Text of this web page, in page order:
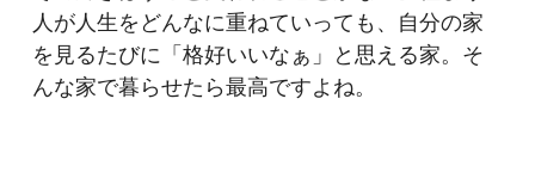
人が人生をどんなに重ねていっても、自分の家
を見るたびに「格好いいなぁ」と思える家。そ
んな家で暮らせたら最高ですよね。